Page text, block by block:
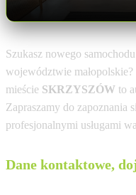
Szukasz nowego
województwie małopolskie?
mieście SKRZYSZÓW to
Zapraszamy do zapoznania
profesjonalnymi usługami
Dane kontaktowe,